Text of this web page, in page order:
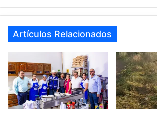
Artículos Relacionados